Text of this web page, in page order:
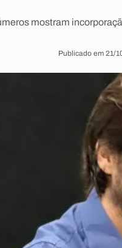
mostram
Publicado em 21/